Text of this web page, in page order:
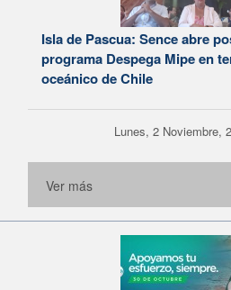
Isla de Pascua: Sence abre
programa Despega Mipe en
oceánico de Chile
Lunes, 2 Noviembre,
Ver más